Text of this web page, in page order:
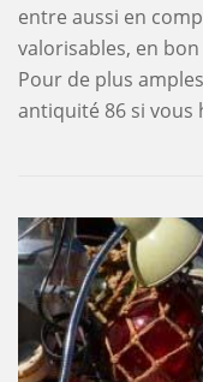
entre aussi en
valorisables, en
Pour de plus
antiquité 86 si vous